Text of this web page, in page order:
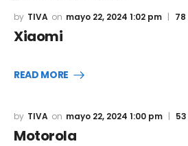
TIVA mayo 22, 2024 1:02 pm 78
Xiaomi
READ MORE
TIVA mayo 22, 2024 1:00 pm 53
Motorola